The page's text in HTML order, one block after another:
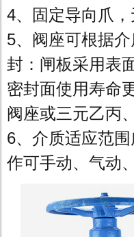
4、固定导向爪
5、阀座可根据
封：闸板采用表
密封面使用寿命
阀座或三元乙丙
6、介质适应范
作可手动、气动